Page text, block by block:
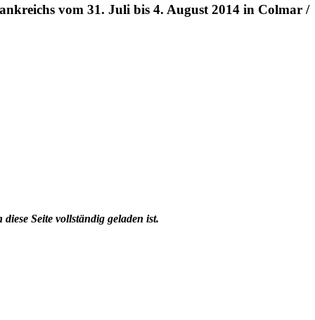
vom 31. Juli bis 4. August 2014 in Colmar /
Seite vollständig geladen ist.